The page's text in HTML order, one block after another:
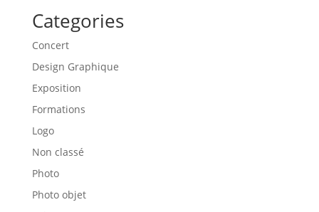
Categories
Concert
Design Graphique
Exposition
Formations
Logo
Non classé
Photo
Photo objet